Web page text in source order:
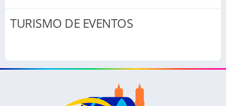
TURISMO DE EVENTOS